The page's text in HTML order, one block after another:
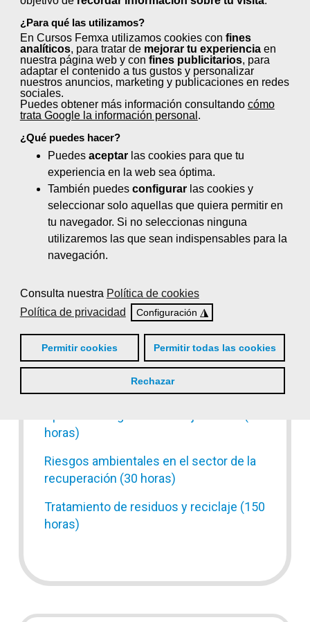
¿Para qué las utilizamos?
En Cursos Femxa utilizamos cookies con fines
analíticos, para tratar de mejorar tu experienciaen
nuestra página web y con fines publicitarios, para
adaptar el contenido a tus gustos y personalizar
nuestros anuncios, marketing y publicaciones en redes
sociales.
Puedes obtener más información consultando cómo
trata Google la información personal .
¿Qué puedes hacer?
Puedes aceptarlas cookies para que tu
experiencia en la web sea óptima.
También puedes configurarlas cookies y
seleccionar solo aquellas que quiera permitir en
tu navegador. Si no seleccionas ninguna
utilizaremos las que sean indispensables para la
navegación.
Consulta nuestra Política de cookies
Política de privacidad
Configuración ◮
Permitir cookies Permitir todas las cookies
Rechazar
Básico de prevención de riesgos
laborales (30 horas)
Biocidas tipos y métodos de lucha (30
horas)
Equipos de protección individual
(EPI) (10 horas)
Estiba y carga de camiones en
operaciones de recuperación (30 horas)
Gestión de residuos peligrosos (60
horas)
Impacto ambiental y su auditoría (30
horas)
Limpieza e higienización (55 horas)
Negociación y resolución de
conflictos (20 horas)
horas)
Riesgos ambientales en el sector de la
recuperación (30 horas)
Tratamiento de residuos y reciclaje (150
horas)